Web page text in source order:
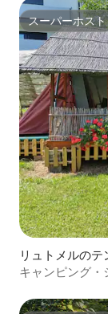
スーパーホスト
スーパーホスト
リュトメルのテ
キャンピング・